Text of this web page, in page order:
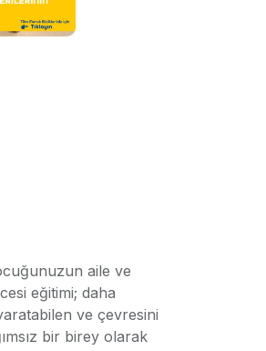
aile ve
eğitimi; daha
ve çevresini
bir birey olarak